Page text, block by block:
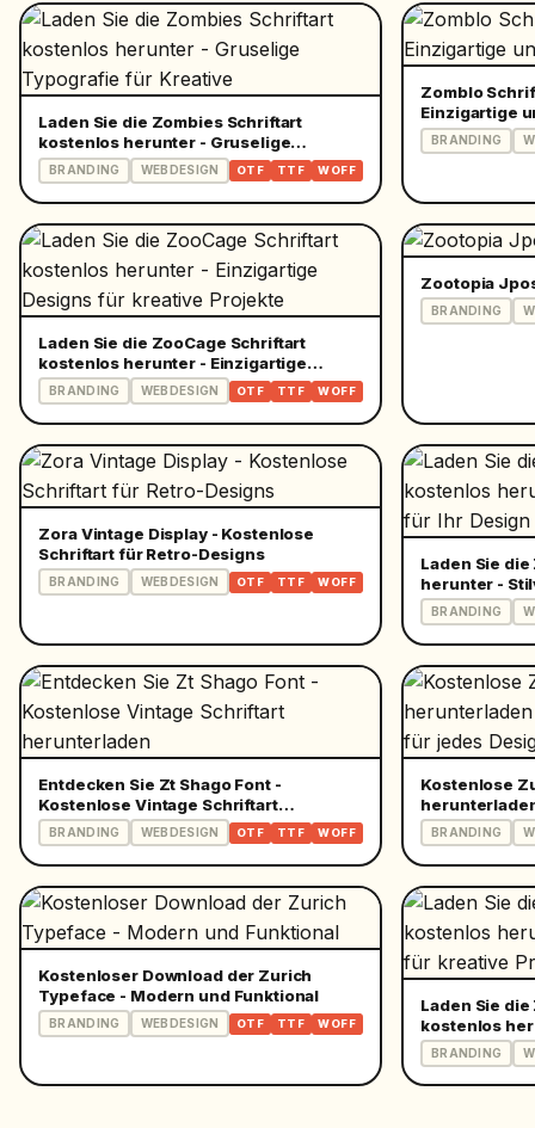
Laden Sie die Zombies Schriftart
kostenlos herunter - Gruselige
Typografie für Kreative
BRANDING WEBDESIGN OTF TTF WOFF
Zomblo
Einzigartige
BRANDING
Laden Sie die ZooCage Schriftart
kostenlos herunter - Einzigartige
Designs für kreative Projekte
BRANDING WEBDESIGN OTF TTF WOFF
Zootopia
BRANDING
Zora Vintage Display - Kostenlose
Schriftart für Retro-Designs
BRANDING WEBDESIGN OTF TTF WOFF
Laden Sie
herunter -
Design
BRANDING
Entdecken Sie Zt Shago Font -
Kostenlose Vintage Schriftart
herunterladen
BRANDING WEBDESIGN OTF TTF WOFF
Kostenlose
für jedes
BRANDING
Kostenloser Download der Zurich
Typeface - Modern und Funktional
BRANDING WEBDESIGN OTF TTF WOFF
Laden Sie
kostenlos
für kreative
BRANDING